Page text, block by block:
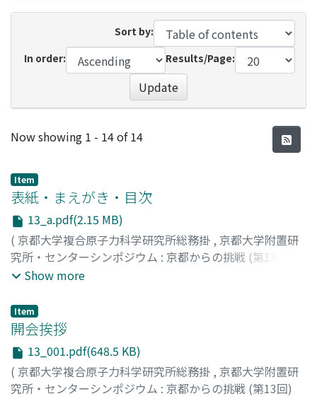
Sort by:
In order:
Results/Page:
Update
Recent Submissions
Now showing 1 - 14 of 14
Item
表紙・まえがき・目次
13_a.pdf(2.15 MB)
( 京都大学複合原子力科学研究所総務掛 , 京都大学附置研
究所・センターシンポジウム : 京都からの挑戦 (第13回)
「地球社会の調和ある共存に向けて」 京大起春風(きょう
Show more
Item
開会挨拶
13_001.pdf(648.5 KB)
( 京都大学複合原子力科学研究所総務掛 , 京都大学附置研
究所・センターシンポジウム : 京都からの挑戦 (第13回)